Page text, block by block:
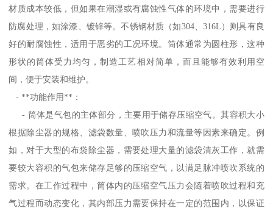
材质成本较低，但如果在潮湿或有腐蚀性气体的环境中，需要进行
防腐处理，如涂漆、镀锌等。不锈钢材质（如304、316L）则具有良
好的耐腐蚀性，适用于恶劣的工况环境。筒体通常为圆柱形，这种
形状的筒体受力均匀，制造工艺相对简单，而且能够有效利用空
间，便于安装和维护。
- **功能作用**：
- 筒体是气包的主体部分，主要用于储存压缩空气。其容积大小
根据除尘器的规格、滤袋数量、喷吹压力和流量等因素来确定。例
如，对于大型的布袋除尘器，需要处理大量的滤袋清灰工作，就需
要较大容积的气包来储存足够的压缩空气，以满足脉冲喷吹系统的
需求。在工作过程中，筒体内的压缩空气压力会随着喷吹过程和充
气过程而动态变化，其内部压力需要保持在一定的范围内，以保证